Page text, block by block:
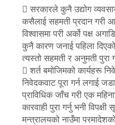
 सरकारले कुनै उद्योग
कसैलाई सहमती प्रदान गरी
विश्वासमा परी अर्को पक्ष
कुनै कारण जनाई पहिला
त्यस्तो सहमती र अनुमती
 शर्त बमोजिमको कार्यहरू
निवेदकवाट पूरा गर्न लगाई
प्राविधिक जाँच गरी एक
कारवाही पुरा गर्नु भनी
मन्त्रालयको नाउँमा